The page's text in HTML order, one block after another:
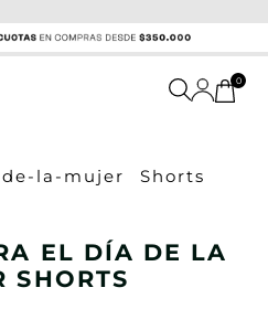
0
de-la-mujer Shorts
EL DÍA DE LA
SHORTS